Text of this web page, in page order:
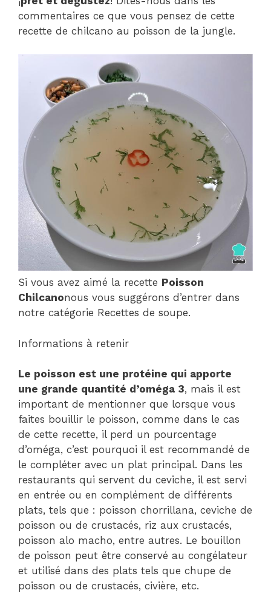
commentaires ce que vous pensez de cette
recette de chilcano au poisson de la jungle.
Si vous avez aimé la recette Poisson
Chilcanonous vous suggérons d’entrer dans
notre catégorie Recettes de soupe.
Informations à retenir
Le poisson est une protéine qui apporte
une grande quantité d’oméga 3, mais il est
important de mentionner que lorsque vous
faites bouillir le poisson, comme dans le cas
de cette recette, il perd un pourcentage
d’oméga, c’est pourquoi il est recommandé de
le compléter avec un plat principal. Dans les
restaurants qui servent du ceviche, il est servi
en entrée ou en complément de différents
plats, tels que : poisson chorrillana, ceviche de
poisson ou de crustacés, riz aux crustacés,
poisson alo macho, entre autres. Le bouillon
de poisson peut être conservé au congélateur
et utilisé dans des plats tels que chupe de
poisson ou de crustacés, civière, etc.